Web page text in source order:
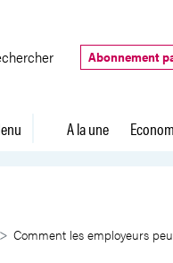
Abonnement
A la une
Comment les employeurs